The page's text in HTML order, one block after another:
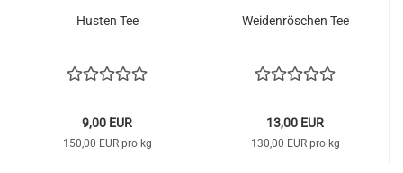
Husten Tee
9,00 EUR
150,00 EUR pro kg
Weidenröschen Tee
13,00 EUR
130,00 EUR pro kg